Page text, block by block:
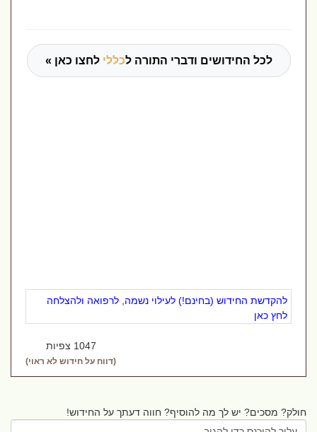
לכל החידושים ודברי התורה לכללילחצו כאן »
להקדשת החידוש (בחינם!) לעילוי נשמה, לרפואה ולהצלחה
לחץ כאן
1047 צפיות
(דווח על חידוש לא ראוי)
חולק? מסכים? יש לך מה להוסיף? חווה דעתך על החידוש!